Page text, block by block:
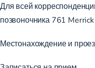
Для всей
позвоночника 761
Местонахождение и